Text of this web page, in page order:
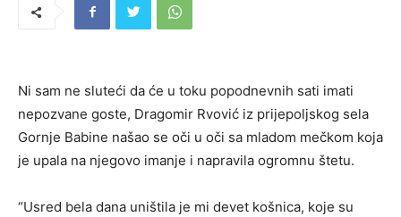
Ni sam ne sluteći da će u toku popodnevnih sati imati
nepozvane goste, Dragomir Rvović iz prijepoljskog sela
Gornje Babine našao se oči u oči sa mladom mečkom koja
je upala na njegovo imanje i napravila ogromnu štetu.
“Usred bela dana uništila je mi devet košnica, koje su